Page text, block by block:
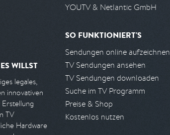
WILLST
legales,
innovativen
TV
Hardware
YOUTV & Netlantic GmbH
SO FUNKTIONIERT'S
Sendungen online aufzeichnen
TV Sendungen ansehen
TV Sendungen downloaden
Suche im TV Programm
Preise & Shop
Kostenlos nutzen